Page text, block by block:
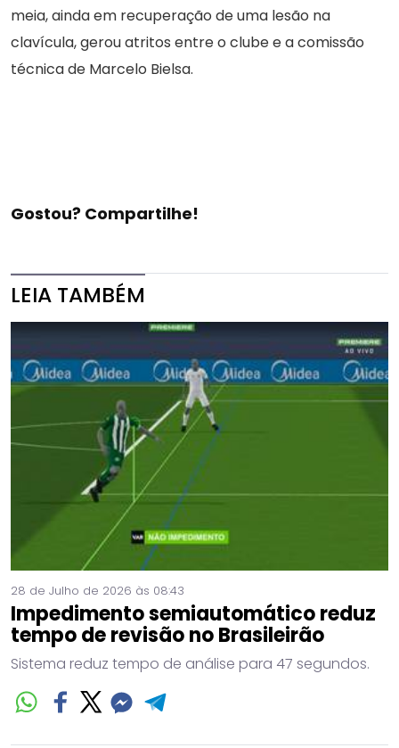
meia, ainda em recuperação de uma lesão na
clavícula, gerou atritos entre o clube e a comissão
técnica de Marcelo Bielsa.
Gostou? Compartilhe!
LEIA TAMBÉM
28 de Julho de 2026 às 08:43
Impedimento semiautomático reduz
tempo de revisão no Brasileirão
Sistema reduz tempo de análise para 47 segundos.